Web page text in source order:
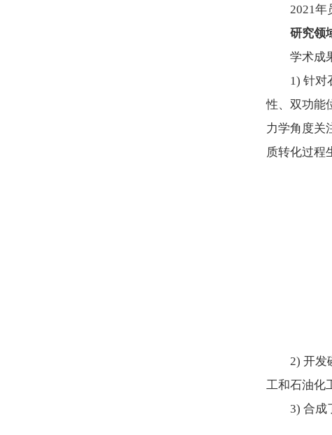
2021年
研究领
学术成
1) 针对
性、双功能
力学角度关
质转化过程
2) 开发
工和石油化
3) 合成